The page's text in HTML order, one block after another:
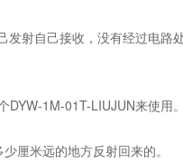
射自己接收，没有经过电路
1M-01T-LIUJUN来使用。
厘米远的地方反射回来的。